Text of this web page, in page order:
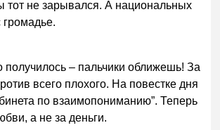
тот не зарывался. А национальных
громадье.
получилось – пальчики оближешь! За
всего плохого. На повестке дня
по взаимопониманию”. Теперь
а не за деньги.